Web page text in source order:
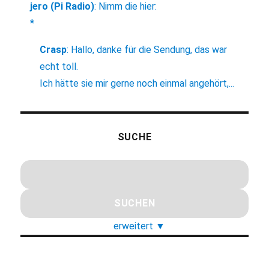
jero (Pi Radio): Nimm die hier:
*
Crasp: Hallo, danke für die Sendung, das war
echt toll.
Ich hätte sie mir gerne noch einmal angehört,...
SUCHE
erweitert ▼